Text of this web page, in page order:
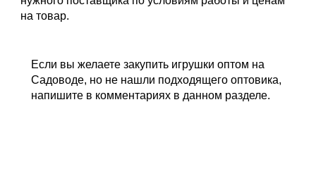
на товар.
Если вы желаете закупить игрушки оптом на
Садоводе, но не нашли подходящего оптовика,
напишите в комментариях в данном разделе.